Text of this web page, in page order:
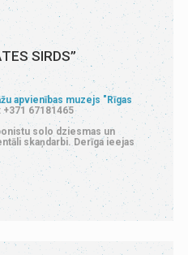
SIRDS”
apvienības muzejs "Rīgas
+371 67181465
solo dziesmas un
skaņdarbi. Derīga ieejas